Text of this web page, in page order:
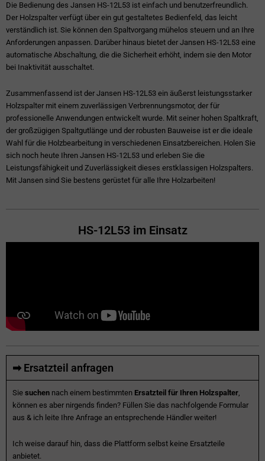
Die Bedienung des Jansen HS-12L53 ist einfach und benutzerfreundlich.
Der Holzspalter verfügt über ein gut gestaltetes Bedienfeld, das leicht
verständlich ist. Sie können den Spaltvorgang mühelos steuern und an Ihre
Anforderungen anpassen. Darüber hinaus bietet der Jansen HS-12L53 eine
automatische Abschaltung, die die Sicherheit erhöht, indem sie den Motor
bei Inaktivität ausschaltet.
Zusammenfassend ist der Jansen HS-12L53 ein äußerst leistungsstarker
Holzspalter mit einem zuverlässigen Verbrennungsmotor, der für
professionelle Anwendungen entwickelt wurde. Mit seiner hohen Spaltkraft,
der großzügigen Spaltgutlänge und der robusten Bauweise ist er die ideale
Wahl für die Holzbearbeitung in verschiedenen Einsatzbereichen. Holen Sie
sich noch heute Ihren Jansen HS-12L53 und erleben Sie die
Leistungsfähigkeit und Zuverlässigkeit dieses erstklassigen Holzspalters.
Mit Jansen sind Sie bestens gerüstet für alle Ihre Holzarbeiten!
HS-12L53 im Einsatz
➡ Ersatzteil anfragen
Sie suchen nach einem bestimmten Ersatzteil für Ihren Holzspalter
können es aber nirgends finden? Füllen Sie das nachfolgende Formular
aus & ich leite Ihre Anfrage an entsprechende Händler weiter!
Ich weise darauf hin, dass die Plattform selbst keine Ersatzteile
anbietet.